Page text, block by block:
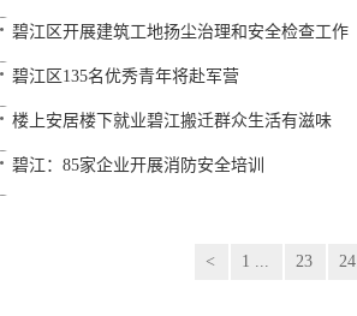
碧江区开展建筑工地扬尘治理和安全检查工作
碧江区135名优秀青年将赴军营
楼上安居楼下就业碧江搬迁群众生活有滋味
碧江：85家企业开展消防安全培训
< 1 ... 23 24